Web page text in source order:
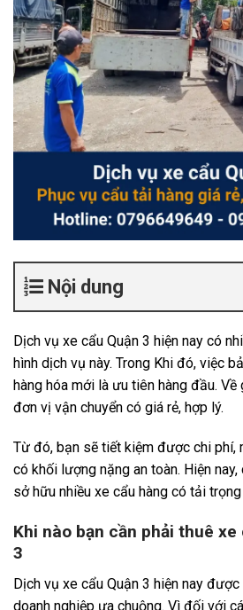
Nội dung
Dịch vụ xe cẩu Quận 3 hiện nay có
hình dịch vụ này. Trong Khi đó, việc
hàng hóa mới là ưu tiên hàng đầu.
đơn vị vận chuyển có giá rẻ, hợp lý.
Từ đó, bạn sẽ tiết kiệm được chi phí,
có khối lượng nặng an toàn. Hiện
sở hữu nhiều xe cẩu hàng có tải trọng
Khi nào bạn cần phải thuê xe
3
Dịch vụ xe cẩu Quận 3 hiện nay
doanh nghiệp ưa chuộng. Vì đối với